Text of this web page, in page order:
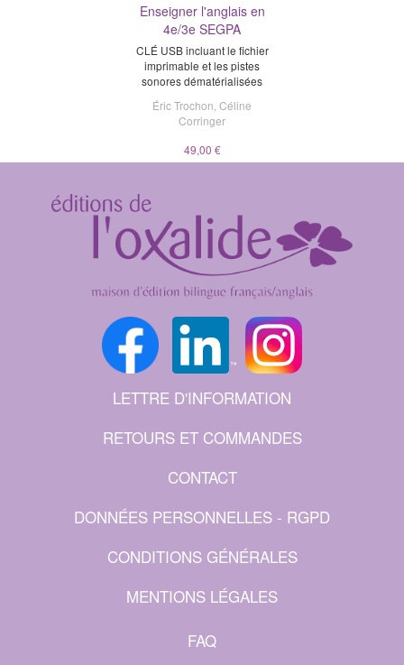
Enseigner l'anglais en
4e/3e SEGPA
CLÉ USB incluant le fichier
imprimable et les pistes
sonores dématérialisées
Éric Trochon Céline
Corringer
49,00 €
LETTRE D'INFORMATION
RETOURS ET COMMANDES
CONTACT
DONNÉES PERSONNELLES - RGPD
CONDITIONS GÉNÉRALES
MENTIONS LÉGALES
FAQ